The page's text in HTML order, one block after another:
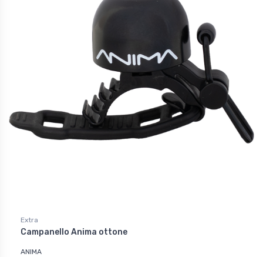
Extra
Campanello Anima ottone
ANIMA